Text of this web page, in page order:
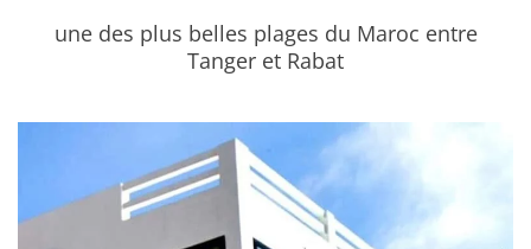
une des plus belles plages du Maroc entre
Tanger et Rabat